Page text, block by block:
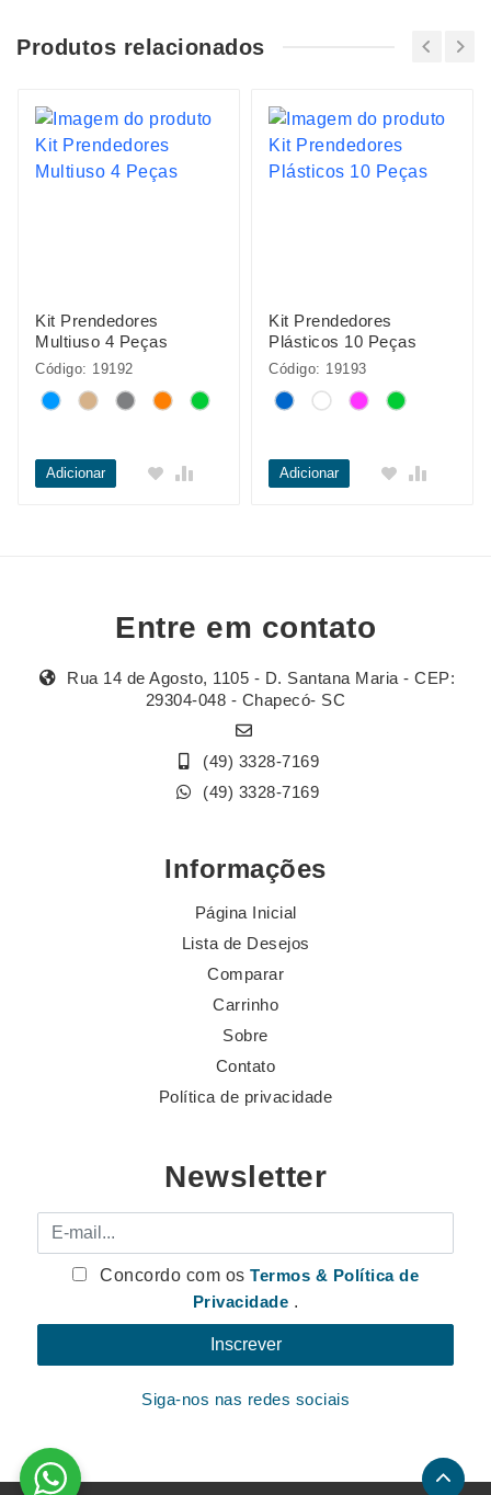
Produtos relacionados
Kit Prendedores
Multiuso 4 Peças
Código: 19192
Adicionar
Kit Prendedores
Plásticos 10 Peças
Código: 19193
Adicionar
Entre em contato
Rua 14 de Agosto, 1105 - D. Santana Maria - CEP:
29304-048 - Chapecó- SC
(49) 3328-7169
(49) 3328-7169
Informações
Página Inicial
Lista de Desejos
Comparar
Carrinho
Sobre
Contato
Política de privacidade
Newsletter
E-mail
Concordo com osTermos & Política de
Privacidade .
Siga-nos nas redes sociais